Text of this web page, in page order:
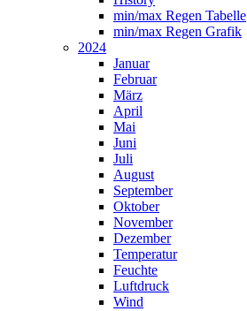
min/max Regen Tabelle
min/max Regen Grafik
2024
Januar
Februar
März
April
Mai
Juni
Juli
August
September
Oktober
November
Dezember
Temperatur
Feuchte
Luftdruck
Wind